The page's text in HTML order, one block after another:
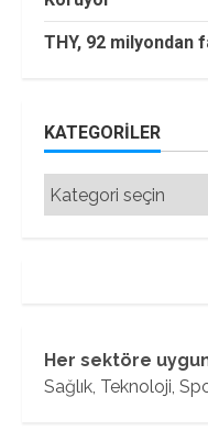
THY, 92 milyondan
KATEGORILER
Kategoriler
Her sektöre
Sağlık, Teknoloji,